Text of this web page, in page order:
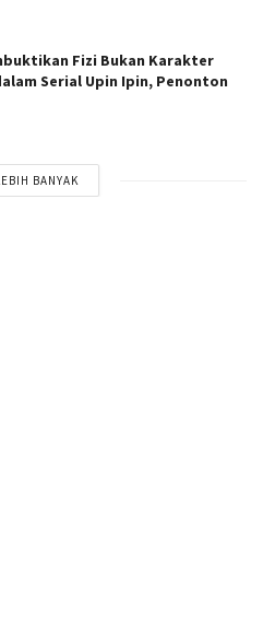
Fizi Bukan Karakter
Serial Upin Ipin, Penonton
BANYAK